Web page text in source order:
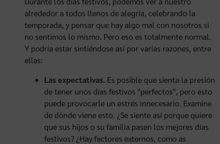
alrededor a todos llenos de alegría, celebrando la
temporada, y pensar que hay algo mal con nosotros si
no sentimos lo mismo. Pero eso es totalmente normal.
Y podría estar sintiéndose así por varias razones, entre
ellas:
Las expectativas. Es posible que sienta la presión
de tener unos días festivos "perfectos", pero esto
puede provocarle un estrés innecesario. Examine
de dónde viene esto. ¿Se siente así porque quiere
que sus hijos o su familia pasen los mejores días
festivos? ¿Hay factores externos, como as